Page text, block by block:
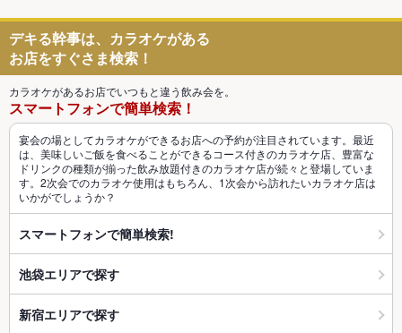
デキる幹事は、カラオケがある
お店をすぐさま検索！
カラオケがあるお店でいつもと違う飲み会を。
スマートフォンで簡単検索！
宴会の場としてカラオケができるお店への予約が注目されています。最近
は、美味しいご飯を食べることができるコース付きのカラオケ店、豊富な
ドリンクの種類が揃った飲み放題付きのカラオケ店が続々と登場していま
す。2次会でのカラオケ使用はもちろん、1次会から訪れたいカラオケ店は
いかがでしょうか？
スマートフォンで簡単検索!
池袋エリアで探す
新宿エリアで探す